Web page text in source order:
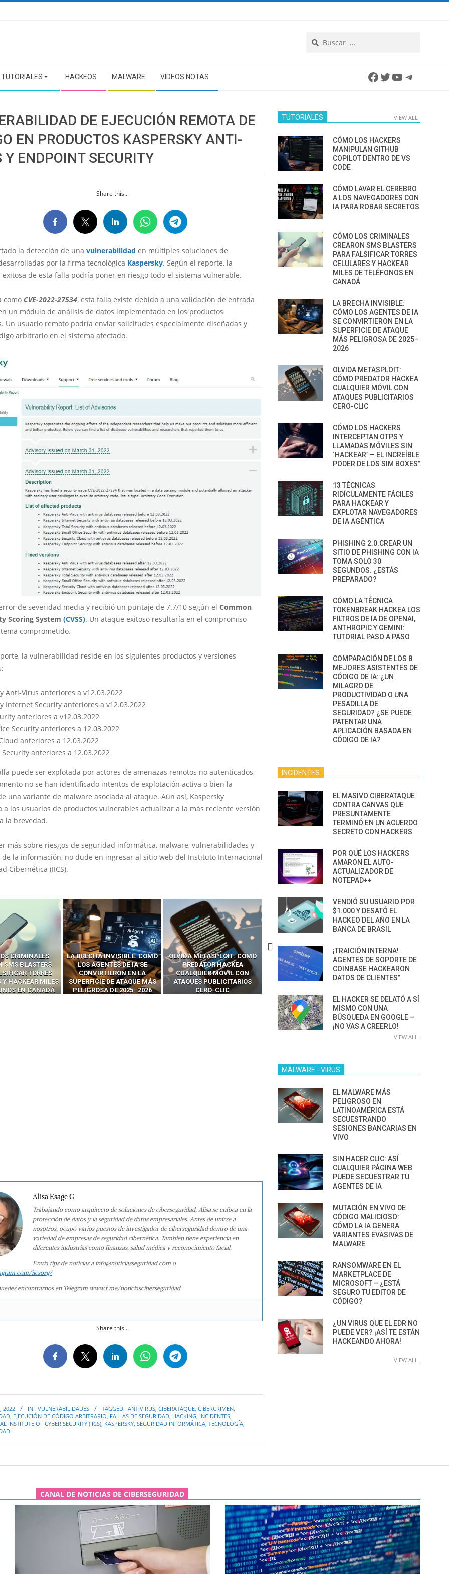
TUTORIALES HACKEOS MALWARE VIDEOS NOTAS Facebook
Twitter
YouTube
DE EJECUCIÓN REMOTA DE
EN PRODUCTOS KASPERSKY ANTI-
Y ENDPOINT SECURITY
Share this...
la detección de una vulnerabilidad en múltiples soluciones de
por la firma tecnológica Kaspersky. Según el reporte, la
exitosa de esta falla podría poner en riesgo todo el sistema vulnerable.
como CVE-2022-27534, esta falla existe debido a una validación de entrada
un módulo de análisis de datos implementado en los productos
Un usuario remoto podría enviar solicitudes especialmente diseñadas y
arbitrario en el sistema afectado.
de severidad media y recibió un puntaje de 7.7/10 según el Common
Scoring System (CVSS). Un ataque exitoso resultaría en el compromiso
comprometido.
la vulnerabilidad reside en los siguientes productos y versiones
Anti-Virus anteriores a v12.03.2022
Internet Security anteriores a v12.03.2022
anteriores a v12.03.2022
Security anteriores a 12.03.2022
anteriores a 12.03.2022
anteriores a 12.03.2022
puede ser explotada por actores de amenazas remotos no autenticados,
no se han identificado intentos de explotación activa o bien la
una variante de malware asociada al ataque. Aún así, Kaspersky
a los usuarios de productos vulnerables actualizar a la más reciente versión
la brevedad.
más sobre riesgos de seguridad informática, malware, vulnerabilidades y
de la información, no dude en ingresar al sitio web del Instituto Internacional
Cibernética (IICS).
CRIMINALES
SMS BLASTERS
TORRES
Y HACKEAR MILES
EN CANADÁ
LA BRECHA INVISIBLE: CÓMO
LOS AGENTES DE IA SE
CONVIRTIERON EN LA
SUPERFICIE DE ATAQUE MÁS
PELIGROSA DE 2025–2026
OLVIDA METASPLOIT: CÓMO
PREDATOR HACKEA
CUALQUIER MÓVIL CON
ATAQUES PUBLICITARIOS
CERO-CLIC
CÓMO LOS HACKERS
INTERCEPTAN OTPS Y
LLAMADAS MÓVILES SIN
‘HACKEAR’ — EL INCREÍBLE
13 TÉCNICAS
RIDÍCULAMENTE
PARA HACKEAR Y
NAVEGADORES DE IA
Alisa Esage G
Trabajando como arquitecto de soluciones de ciberseguridad, Alisa se enfoca en la
protección de datos y la seguridad de datos empresariales. Antes de unirse a
nosotros, ocupó varios puestos de investigador de ciberseguridad dentro de una
variedad de empresas de seguridad cibernética. También tiene experiencia en
diferentes industrias como finanzas, salud médica y reconocimiento facial.
Envía tips de noticias a info@noticiasseguridad.com o
iicsorg/
encontrarnos en Telegram www.t.me/noticiasciberseguridad
Share this...
2022 IN: VULNERABILIDADES TAGGED: ANTIVIRUS CIBERATAQUE CIBERCRIMEN
EJECUCIÓN DE CÓDIGO ARBITRARIO FALLAS DE SEGURIDAD HACKING INCIDENTES
INSTITUTE OF CYBER SECURITY (IICS) KASPERSKY SEGURIDAD INFORMÁTICA TECNOLOGÍA
TUTORIALES VIEW ALL
CÓMO LOS HACKERS
MANIPULAN GITHUB
COPILOT DENTRO DE VS
CODE
CÓMO LAVAR EL CEREBRO
A LOS NAVEGADORES CON
IA PARA ROBAR SECRETOS
CÓMO LOS CRIMINALES
CREARON SMS BLASTERS
PARA FALSIFICAR TORRES
CELULARES Y HACKEAR
MILES DE TELÉFONOS EN
CANADÁ
LA BRECHA INVISIBLE:
CÓMO LOS AGENTES DE IA
SE CONVIRTIERON EN LA
SUPERFICIE DE ATAQUE
MÁS PELIGROSA DE 2025–
2026
OLVIDA METASPLOIT:
CÓMO PREDATOR HACKEA
CUALQUIER MÓVIL CON
ATAQUES PUBLICITARIOS
CERO-CLIC
CÓMO LOS HACKERS
INTERCEPTAN OTPS Y
LLAMADAS MÓVILES SIN
‘HACKEAR’ — EL INCREÍBLE
PODER DE LOS SIM BOXES”
13 TÉCNICAS
RIDÍCULAMENTE FÁCILES
PARA HACKEAR Y
EXPLOTAR NAVEGADORES
DE IA AGÉNTICA
PHISHING 2.0:CREAR UN
SITIO DE PHISHING CON IA
TOMA SOLO 30
SEGUNDOS. ¿ESTÁS
PREPARADO?
CÓMO LA TÉCNICA
TOKENBREAK HACKEA LOS
FILTROS DE IA DE OPENAI,
ANTHROPIC Y GEMINI:
TUTORIAL PASO A PASO
COMPARACIÓN DE LOS 8
MEJORES ASISTENTES DE
CÓDIGO DE IA: ¿UN
MILAGRO DE
PRODUCTIVIDAD O UNA
PESADILLA DE
SEGURIDAD? ¿SE PUEDE
PATENTAR UNA
APLICACIÓN BASADA EN
CÓDIGO DE IA?
INCIDENTES
EL MASIVO CIBERATAQUE
CONTRA CANVAS QUE
PRESUNTAMENTE
TERMINÓ EN UN ACUERDO
SECRETO CON HACKERS
POR QUÉ LOS HACKERS
AMARON EL AUTO-
ACTUALIZADOR DE
NOTEPAD++
VENDIÓ SU USUARIO POR
$1.000 Y DESATÓ EL
HACKEO DEL AÑO EN LA
BANCA DE BRASIL
¡TRAICIÓN INTERNA!
AGENTES DE SOPORTE DE
COINBASE HACKEARON
DATOS DE CLIENTES”
EL HACKER SE DELATÓ A SÍ
MISMO CON UNA
BÚSQUEDA EN GOOGLE –
¡NO VAS A CREERLO!
VIEW ALL
MALWARE - VIRUS
EL MALWARE MÁS
PELIGROSO EN
LATINOAMÉRICA ESTÁ
SECUESTRANDO
SESIONES BANCARIAS EN
VIVO
SIN HACER CLIC: ASÍ
CUALQUIER PÁGINA WEB
PUEDE SECUESTRAR TU
AGENTES DE IA
MUTACIÓN EN VIVO DE
CÓDIGO MALICIOSO:
CÓMO LA IA GENERA
VARIANTES EVASIVAS DE
MALWARE
RANSOMWARE EN EL
MARKETPLACE DE
MICROSOFT – ¿ESTÁ
SEGURO TU EDITOR DE
CÓDIGO?
¿UN VIRUS QUE EL EDR NO
PUEDE VER? ¡ASÍ TE ESTÁN
HACKEANDO AHORA!
VIEW ALL
CANAL DE NOTICIAS DE CIBERSEGURIDAD